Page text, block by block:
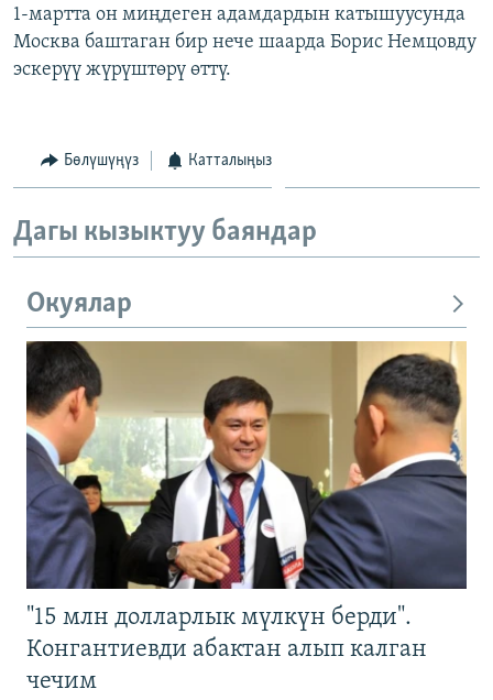
1-мартта он миңдеген адамдардын катышуусунда
Москва баштаган бир нече шаарда Борис Немцовду
эскерүү жүрүштөрү өттү.
Бөлүшүңүз Катталыңыз
Дагы кызыктуу баяндар
Окуялар
"15 млн долларлык мүлкүн берди".
Конгантиевди абактан алып калган
чечим